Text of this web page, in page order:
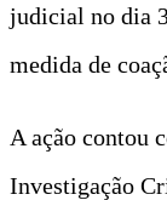
judicial no dia
medida de
A ação contou
Investigação